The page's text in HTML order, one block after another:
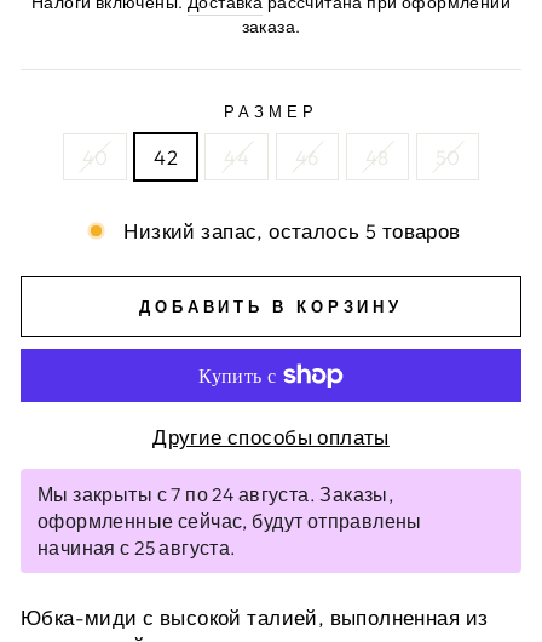
прейскуранту
заказа.
РАЗМЕР
40 42 44 46 48 50
Низкий запас, осталось 5 товаров
ДОБАВИТЬ В КОРЗИНУ
Другие способы оплаты
Мы закрыты с 7 по 24 августа. Заказы,
оформленные сейчас, будут отправлены
начиная с 25 августа.
Юбка-миди с высокой талией, выполненная из